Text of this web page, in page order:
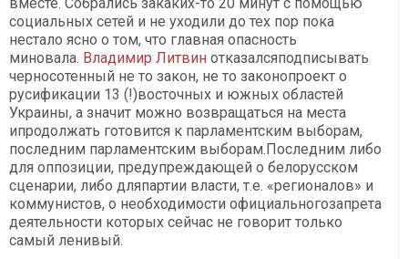
социальных сетей и не уходили до тех пор пока
нестало ясно о том, что главная опасность
миновала. Владимир Литвин отказалсяподписывать
черносотенный не то закон, не то законопроект о
русификации 13 (!)восточных и южных областей
Украины, а значит можно возвращаться на места
ипродолжать готовится к парламентским выборам,
последним парламентским выборам.Последним либо
для оппозиции, предупреждающей о белорусском
сценарии, либо дляпартии власти, т.е. «регионалов» и
коммунистов, о необходимости официальногозапрета
деятельности которых сейчас не говорит только
самый ленивый.